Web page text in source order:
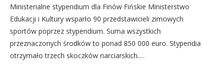
Ministerialne stypendium dla Finów Fińskie Ministerstwo
Edukacji i Kultury wsparło 90 przedstawicieli zimowych
sportów poprzez stypendium. Suma wszystkich
przeznaczonych środków to ponad 850 000 euro. Stypendia
otrzymało trzech skoczków narciarskich.…